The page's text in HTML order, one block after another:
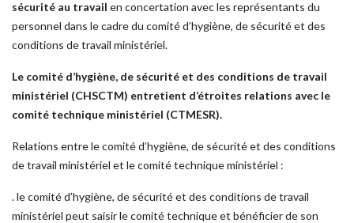
sécurité au travail en concertation avec les représentants du
personnel dans le cadre du comité d’hygiène, de sécurité et des
conditions de travail ministériel.
Le comité d’hygiène, de sécurité et des conditions de travail
ministériel (CHSCTM) entretient d’étroites relations avec le
comité technique ministériel (CTMESR).
Relations entre le comité d’hygiène, de sécurité et des conditions
de travail ministériel et le comité technique ministériel :
. le comité d’hygiène, de sécurité et des conditions de travail
ministériel peut saisir le comité technique et bénéficier de son